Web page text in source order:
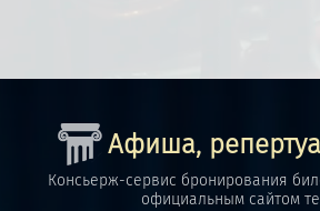
Афиша,
Консьерж-сервис бронирования
официальным сайтом